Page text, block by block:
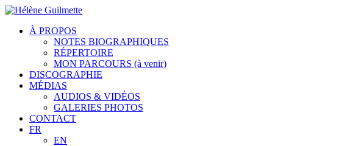
À PROPOS
NOTES BIOGRAPHIQUES
RÉPERTOIRE
MON PARCOURS (à venir)
DISCOGRAPHIE
MÉDIAS
AUDIOS & VIDÉOS
GALERIES PHOTOS
CONTACT
FR
EN